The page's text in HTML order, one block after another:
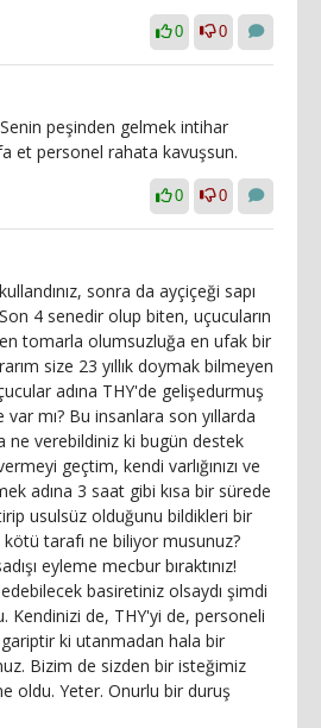
0 0
peşinden gelmek intihar
et personel rahata kavuşsun.
0 0
sonra da ayçiçeği sapı
4 senedir olup biten, uçucuların
tomarla olumsuzluğa en ufak bir
size 23 yıllık doymak bilmeyen
adına THY'de gelişedurmuş
mı? Bu insanlara son yıllarda
ne verebildiniz ki bugün destek
geçtim, kendi varlığınızı ve
adına 3 saat gibi kısa bir sürede
usulsüz olduğunu bildikleri bir
tarafı ne biliyor musunuz?
eyleme mecbur bıraktınız!
basiretiniz olsaydı şimdi
Kendinizi de, THY'yi de, personeli
ki utanmadan hala bir
Bizim de sizden bir isteğimiz
oldu. Yeter. Onurlu bir duruş